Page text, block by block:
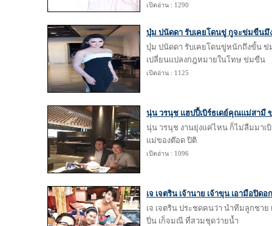
เปิดอ่าน : 1290
บุ๋ม ปนัดดา รับเคยโดนขู่ กูจะข่มขืนมึ
บุ๋ม ปนัดดา รับเคยโดนขู่หนักถึงขั้น
เปลี่ยนแปลงกฎหมายในโทษ ข่มขืน
เปิดอ่าน : 1125
นุ่น วรนุช แฮปปี้เบิร์ธเดย์คุณแม่สามี
นุ่น วรนุช งานยุ่งแค่ไหน ก็ไม่ลืมมา
แม่ของต๊อด ปิติ
เปิดอ่าน : 1096
เจ เจตริน เจ้านาย เจ้าขุน เอามือปิ
เจ เจตริน ประชดคนว่า นำทีมลูกชาย
ปิ่น เก็จมณี ที่สวมชุดว่ายน้ำ